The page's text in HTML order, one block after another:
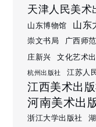
天津人民美术
山东博物馆
山东
崇文书局 广西师
庄新兴 文化艺术
杭州出版社 江苏人
江西美术出
河南美术出
浙江大学出版社